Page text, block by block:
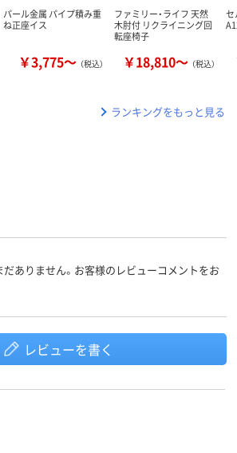
パール金属 パイプ積み重
ね正座イス
￥3,775～ （税込）
ファミリー・ライフ 天然
木肘付 リクライニング回
転座椅子
￥18,810～ （税込）
セ
ランキングをもっと見る
ありません。お客様のレビューコメントをお
レビューを書く